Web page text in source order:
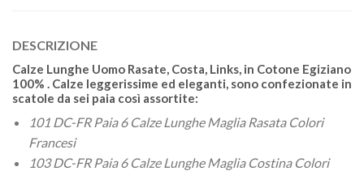
DESCRIZIONE
Calze Lunghe Uomo Rasate, Costa, Links, in Cotone Egiziano
100% . Calze leggerissime ed eleganti, sono confezionate in
scatole da sei paia così assortite:
101 DC-FR Paia 6 Calze Lunghe Maglia Rasata Colori
Francesi
103 DC-FR Paia 6 Calze Lunghe Maglia Costina Colori